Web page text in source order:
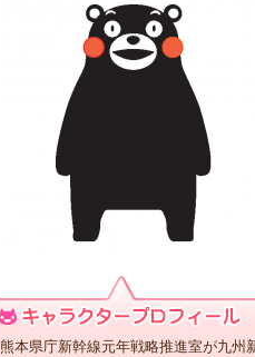
熊本県庁新幹線元年戦略推進室が九